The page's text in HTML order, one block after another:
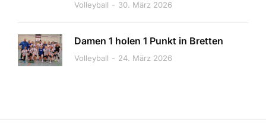
Volleyball 30. März 2026
Damen 1 holen 1 Punkt in Bretten
Volleyball 24. März 2026